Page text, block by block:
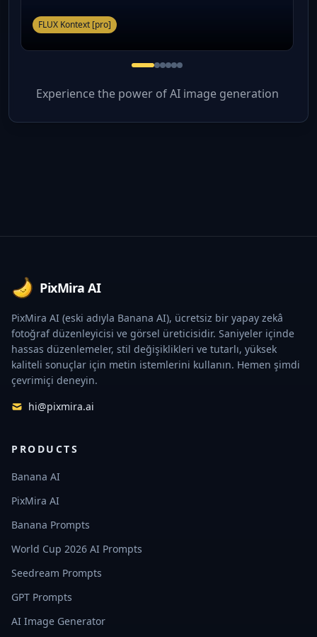
FLUX Kontext [pro]
Experience the power of AI image generation
PixMira AI
PixMira AI (eski adıyla Banana AI), ücretsiz bir yapay zekâ
fotoğraf düzenleyicisi ve görsel üreticisidir. Saniyeler içinde
hassas düzenlemeler, stil değişiklikleri ve tutarlı, yüksek
kaliteli sonuçlar için metin istemlerini kullanın. Hemen şimdi
çevrimiçi deneyin.
hi@pixmira.ai
PRODUCTS
Banana AI
PixMira AI
Banana Prompts
World Cup 2026 AI Prompts
Seedream Prompts
GPT Prompts
AI Image Generator